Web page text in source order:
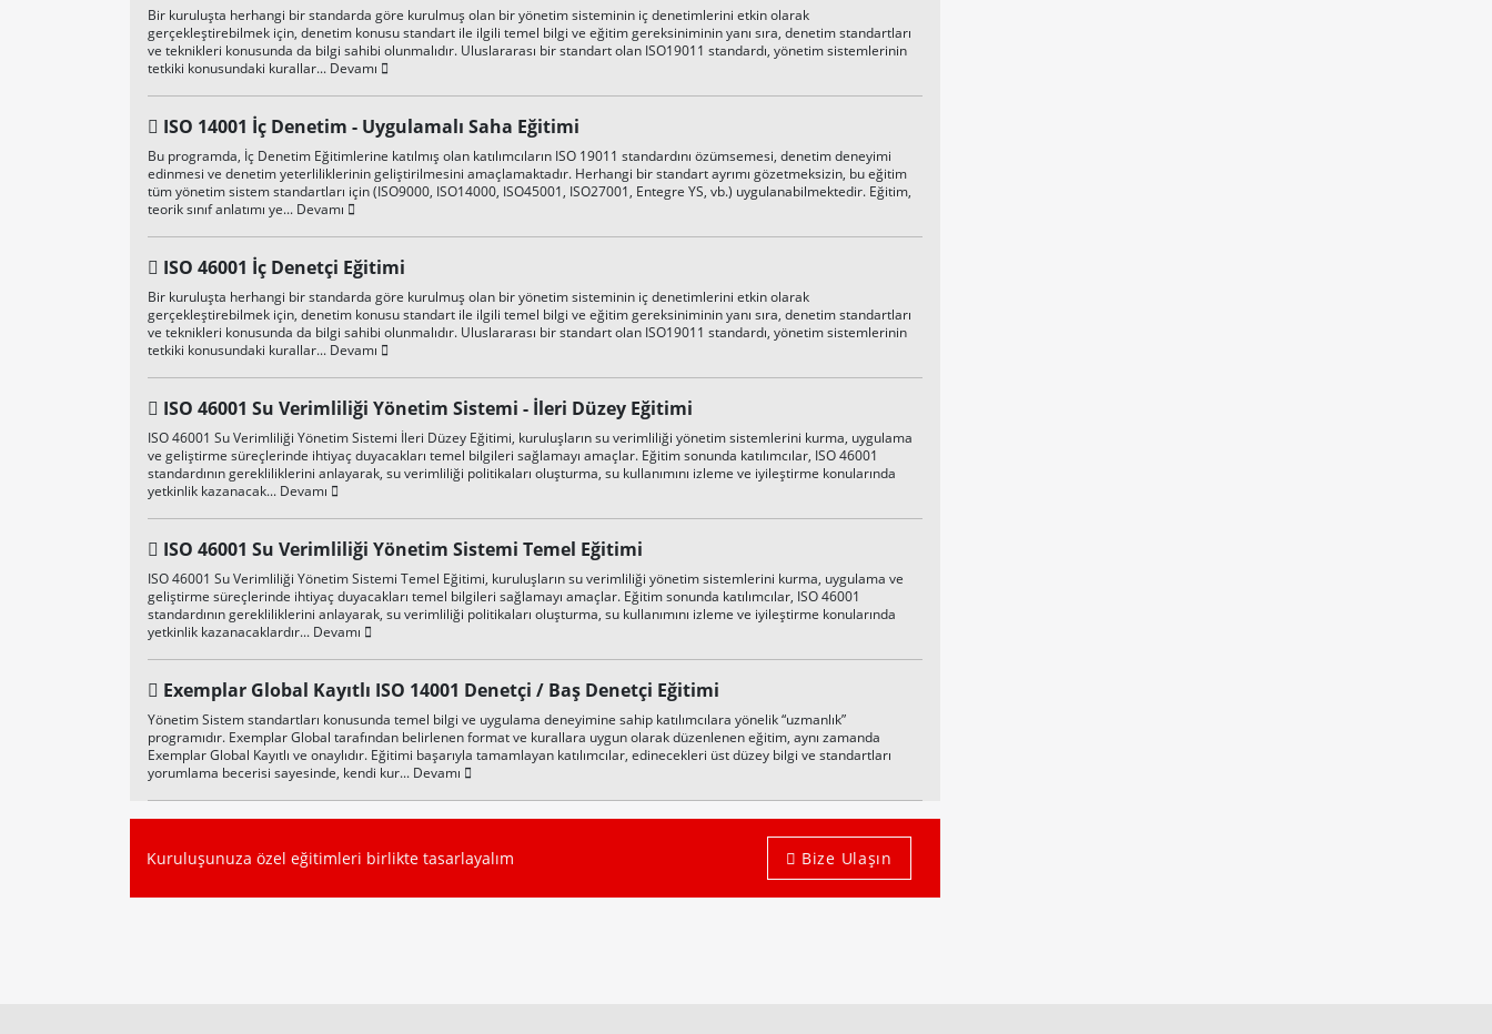
Bir kuruluşta herhangi bir standarda göre kurulmuş olan bir yönetim sisteminin iç denetimlerini etkin olarak
gerçekleştirebilmek için, denetim konusu standart ile ilgili temel bilgi ve eğitim gereksiniminin yanı sıra, denetim standartları
ve teknikleri konusunda da bilgi sahibi olunmalıdır. Uluslararası bir standart olan ISO19011 standardı, yönetim sistemlerinin
tetkiki konusundaki kurallar... Devamı
ISO 14001 İç Denetim - Uygulamalı Saha Eğitimi
Bu programda, İç Denetim Eğitimlerine katılmış olan katılımcıların ISO 19011 standardını özümsemesi, denetim deneyimi
edinmesi ve denetim yeterliliklerinin geliştirilmesini amaçlamaktadır. Herhangi bir standart ayrımı gözetmeksizin, bu eğitim
tüm yönetim sistem standartları için (ISO9000, ISO14000, ISO45001, ISO27001, Entegre YS, vb.) uygulanabilmektedir. Eğitim,
teorik sınıf anlatımı ye... Devamı
ISO 46001 İç Denetçi Eğitimi
Bir kuruluşta herhangi bir standarda göre kurulmuş olan bir yönetim sisteminin iç denetimlerini etkin olarak
gerçekleştirebilmek için, denetim konusu standart ile ilgili temel bilgi ve eğitim gereksiniminin yanı sıra, denetim standartları
ve teknikleri konusunda da bilgi sahibi olunmalıdır. Uluslararası bir standart olan ISO19011 standardı, yönetim sistemlerinin
tetkiki konusundaki kurallar... Devamı
ISO 46001 Su Verimliliği Yönetim Sistemi - İleri Düzey Eğitimi
ISO 46001 Su Verimliliği Yönetim Sistemi İleri Düzey Eğitimi, kuruluşların su verimliliği yönetim sistemlerini kurma, uygulama
ve geliştirme süreçlerinde ihtiyaç duyacakları temel bilgileri sağlamayı amaçlar. Eğitim sonunda katılımcılar, ISO 46001
standardının gerekliliklerini anlayarak, su verimliliği politikaları oluşturma, su kullanımını izleme ve iyileştirme konularında
yetkinlik kazanacak... Devamı
ISO 46001 Su Verimliliği Yönetim Sistemi Temel Eğitimi
ISO 46001 Su Verimliliği Yönetim Sistemi Temel Eğitimi, kuruluşların su verimliliği yönetim sistemlerini kurma, uygulama ve
geliştirme süreçlerinde ihtiyaç duyacakları temel bilgileri sağlamayı amaçlar. Eğitim sonunda katılımcılar, ISO 46001
standardının gerekliliklerini anlayarak, su verimliliği politikaları oluşturma, su kullanımını izleme ve iyileştirme konularında
yetkinlik kazanacaklardır... Devamı
Exemplar Global Kayıtlı ISO 14001 Denetçi / Baş Denetçi Eğitimi
Yönetim Sistem standartları konusunda temel bilgi ve uygulama deneyimine sahip katılımcılara yönelik “uzmanlık”
programıdır. Exemplar Global tarafından belirlenen format ve kurallara uygun olarak düzenlenen eğitim, aynı zamanda
Exemplar Global Kayıtlı ve onaylıdır. Eğitimi başarıyla tamamlayan katılımcılar, edinecekleri üst düzey bilgi ve standartları
yorumlama becerisi sayesinde, kendi kur... Devamı
Kuruluşunuza özel eğitimleri birlikte tasarlayalım Bize Ulaşın